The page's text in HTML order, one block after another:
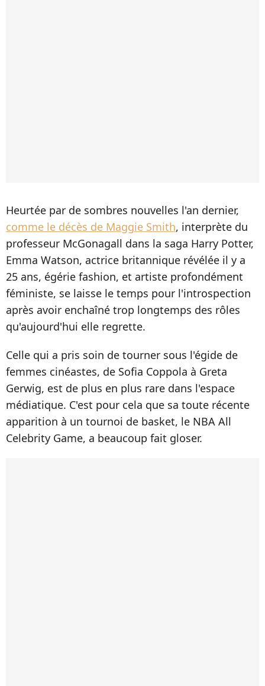
Heurtée par de sombres nouvelles l'an dernier,
comme le décès de Maggie Smith, interprète du
professeur McGonagall dans la saga Harry Potter,
Emma Watson, actrice britannique révélée il y a
25 ans, égérie fashion, et artiste profondément
féministe, se laisse le temps pour l'introspection
après avoir enchaîné trop longtemps des rôles
qu'aujourd'hui elle regrette.
Celle qui a pris soin de tourner sous l'égide de
femmes cinéastes, de Sofia Coppola à Greta
Gerwig, est de plus en plus rare dans l'espace
médiatique. C'est pour cela que sa toute récente
apparition à un tournoi de basket, le NBA All
Celebrity Game, a beaucoup fait gloser.